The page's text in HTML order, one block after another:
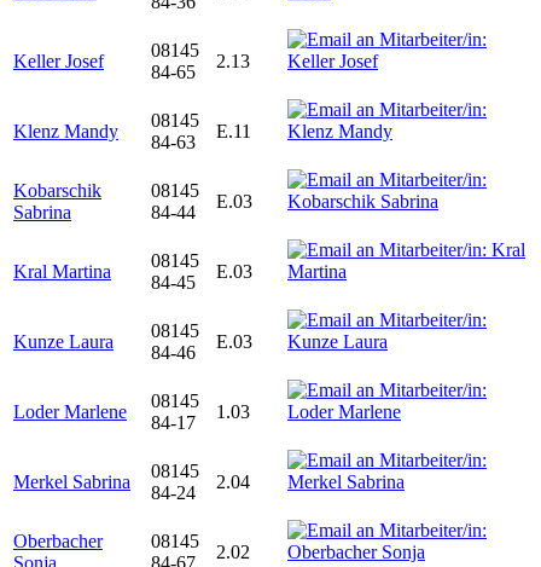
Keller Josef
08145
84-65
2.13
Klenz Mandy
08145
84-63
E.11
Kobarschik
Sabrina
08145
84-44
E.03
Kral Martina
08145
84-45
E.03
Kunze Laura
08145
84-46
E.03
Loder Marlene
08145
84-17
1.03
Merkel Sabrina
08145
84-24
2.04
Oberbacher
08145
2.02